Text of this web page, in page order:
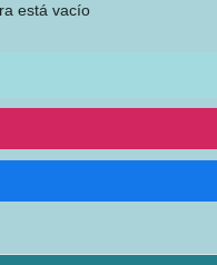
está vacío